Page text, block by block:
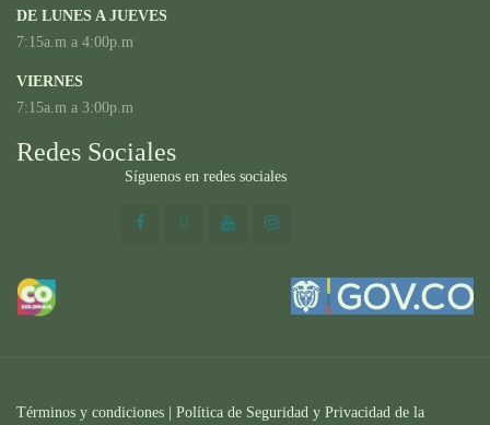
DE LUNES A JUEVES
7:15a.m a 4:00p.m
VIERNES
7:15a.m a 3:00p.m
Redes Sociales
Síguenos en redes sociales
Términos y condiciones Política de Seguridad y Privacidad de la